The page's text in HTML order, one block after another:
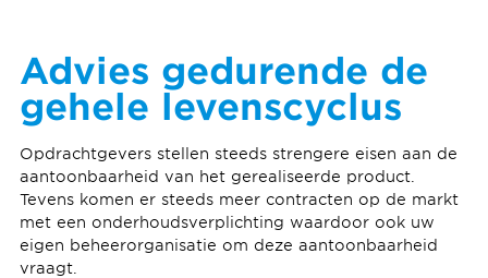
Advies gedurende de
gehele levenscyclus
Opdrachtgevers stellen steeds strengere eisen aan de
aantoonbaarheid van het gerealiseerde product.
Tevens komen er steeds meer contracten op de markt
met een onderhoudsverplichting waardoor ook uw
eigen beheerorganisatie om deze aantoonbaarheid
vraagt.